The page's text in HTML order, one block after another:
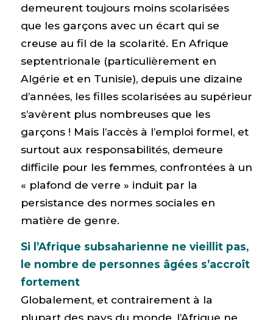
demeurent toujours moins scolarisées
que les garçons avec un écart qui se
creuse au fil de la scolarité. En Afrique
septentrionale (particulièrement en
Algérie et en Tunisie), depuis une dizaine
d’années, les filles scolarisées au supérieur
s’avèrent plus nombreuses que les
garçons ! Mais l’accès à l’emploi formel, et
surtout aux responsabilités, demeure
difficile pour les femmes, confrontées à un
« plafond de verre » induit par la
persistance des normes sociales en
matière de genre.
Si l’Afrique subsaharienne ne vieillit pas,
le nombre de personnes âgées s’accroît
fortement
Globalement, et contrairement à la